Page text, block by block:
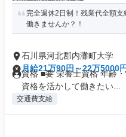
完全週休2日制！残業代全額
働きませんか？！
石川県河北郡内灘町大学
月給21万90円～22万5000
資格 ■要 栄養士資格 年齢
資格を活かして働きたい...
交通費支給